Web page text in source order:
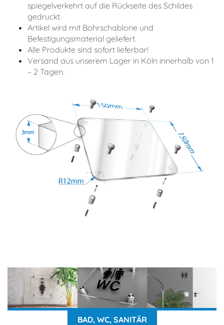
spiegelverkehrt auf die Rückseite des Schildes
gedruckt.
Artikel wird mit Bohrschablone und
Befestigungsmaterial geliefert.
Alle Produkte sind sofort lieferbar!
Versand aus unserem Lager in Köln innerhalb von 1
– 2 Tagen.
BAD, WC, SANITÄR